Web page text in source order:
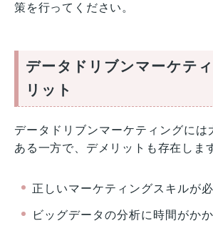
策を行ってください。
データドリブンマーケテ
リット
データドリブンマーケティングには
ある一方で、デメリットも存在しま
正しいマーケティングスキルが
ビッグデータの分析に時間がか